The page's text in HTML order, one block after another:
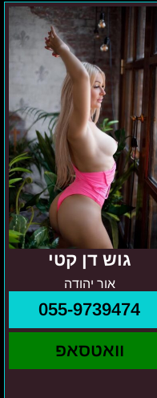
גוש דן קטי
אור יהודה
055-9739474
וואטסאפ
גוש
דן
קטי